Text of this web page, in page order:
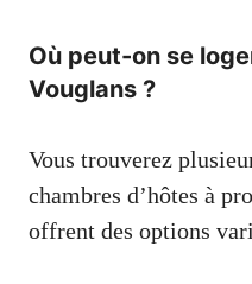
Où peut-on se
Vouglans ?
Vous trouverez
chambres d’hôtes à
offrent des options